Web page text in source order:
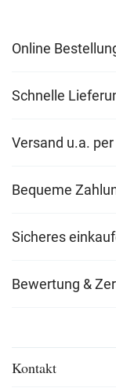
Online
Schnelle
Versand u.a. per
Bequeme
Sicheres
Bewertung &
Kontakt